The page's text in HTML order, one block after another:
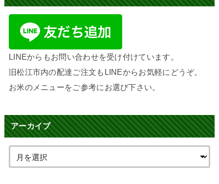
LINEからもお問い合わせを受け付けています。
旧松江市内の配達ご注文もLINEからお気軽にどうぞ。
お米のメニューをご参考にお選び下さい。
アーカイブ